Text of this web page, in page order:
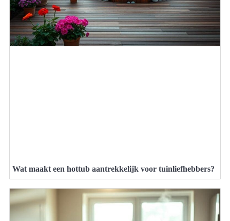
Wat maakt een hottub aantrekkelijk voor tuinliefhebbers?